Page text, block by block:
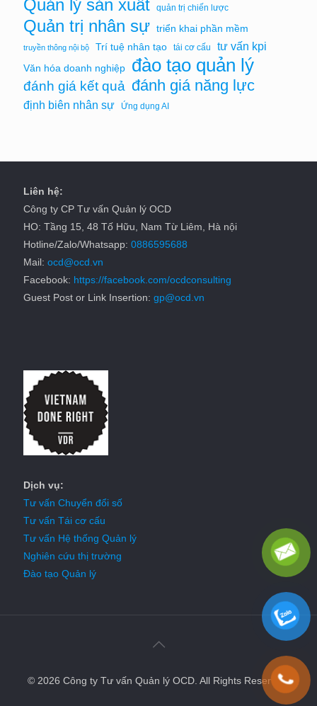
Quản lý sản xuất quản trị chiến lược
Quản trị nhân sự triển khai phần mềm
truyền thông nội bộ Trí tuệ nhân tạo tái cơ cấu tư vấn kpi
Văn hóa doanh nghiệp đào tạo quản lý
đánh giá kết quả đánh giá năng lực
định biên nhân sự Ứng dụng AI
Liên hệ:
Công ty CP Tư vấn Quản lý OCD
HO: Tầng 15, 48 Tố Hữu, Nam Từ Liêm, Hà nội
Hotline/Zalo/Whatsapp: 0886595688
Mail: ocd@ocd.vn
Facebook: https://facebook.com/ocdconsulting
Guest Post or Link Insertion: gp@ocd.vn
Dịch vụ:
Tư vấn Chuyển đổi số
Tư vấn Tái cơ cấu
Tư vấn Hệ thống Quản lý
Nghiên cứu thị trường
Đào tạo Quản lý
© 2026 Công ty Tư vấn Quản lý OCD. All Rights Reserved.